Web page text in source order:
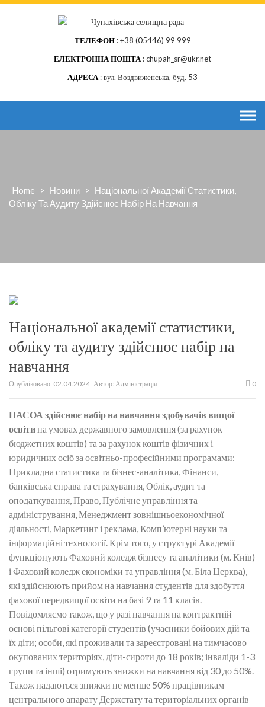
Skip
ТЕЛЕФОН +38 (05446) 99 999
ЕЛЕКТРОННА ПОШТА chupah_sr@ukr.net
АДРЕСА вул. Воздвиженська, буд. 53
Home > Новини > Національної Академії Статистики,
Обліку Та Аудиту Здійснює Набір На Навчання
Національної академії статистики,
обліку та аудиту здійснює набір на
навчання
Опубліковано: 02.04.2024 Автор: Адміністрація 0
НАСОА здійснює набір на навчання здобувачів вищої
освітина умовах державного замовлення (за рахунок
бюджетних коштів) та за рахунок коштів фізичних і
юридичних осіб за освітньо-професійними програмами:
Прикладна статистика та бізнес-аналітика, Фінанси,
банківська справа та страхування, Облік, аудит та
оподаткування, Право, Публічне управління та
адміністрування, Менеджмент зовнішньоекономічної
діяльності, Маркетинг і реклама, Комп’ютерні науки та
інформаційні технології.Крім того, у структурі Академії
функціонують Фаховий коледж бізнесу та аналітики (м. Київ)
і Фаховий коледж економіки та управління (м. Біла Церква),
які здійснюють прийом на навчання студентів для здобуття
фахової передвищої освіти на базі 9 та 11 класів.
Повідомляємо також, що у разі навчання на контрактній
основі пільгові категорії студентів (учасники бойових дій та
їх діти; особи, які проживали та зареєстровані на тимчасово
окупованих територіях, діти-сироти до 18 років; інваліди 1-3
групи та інші) отримують знижки на навчання від 30 до 50%.
Також надаються знижки не менше 50% працівникам
центрального апарату Держстату та територіальних органів